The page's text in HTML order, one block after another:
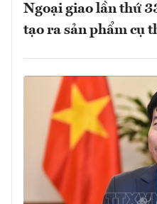
Ngoại giao lần thứ
tạo ra sản phẩm cụ